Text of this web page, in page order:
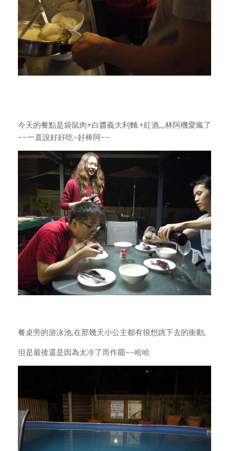
今天的餐點是袋鼠肉+白醬義大利麵.+紅酒,,,林阿機愛瘋了
~~一直說好好吃~好棒阿~~
餐桌旁的游泳池,在那幾天小公主都有很想跳下去的衝動,
但是最後還是因為太冷了而作罷~~哈哈